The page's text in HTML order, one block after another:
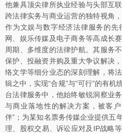
他兼具顶尖律所执业经验与头部互
跨法律实务与商业运营的独特视角
作为文娱与数字经济法律服务的
网、娱乐传媒及电子商务等高成长
周期、多维度的法律护航。其服务
保护、投融资并购及重大争议解决
络文学等细分业态的深刻理解，将
辑之中，实现“合规”与“可行”的有
台法律服务中，他始终敏锐洞察业
与商业落地性的解决方案，被客
伴”；为某知名票务传媒企业提供五
理、股权交易、诉讼应对及IP战略